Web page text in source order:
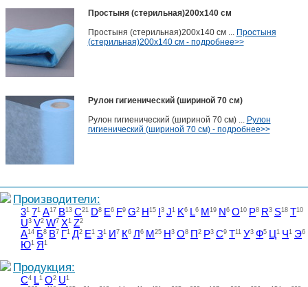
Простыня (стерильная)200х140 см
Простыня (стерильная)200х140 см ... Простыня
(стерильная)200х140 см - подробнее>>
Рулон гигиенический (шириной 70 см)
Рулон гигиенический (шириной 70 см) ... Рулон
гигиенический (шириной 70 см) - подробнее>>
Производители:
31 71 A17 B13 C21 D8 E6 F9 G2 H 15 3 J1 K6 L6 M 19 N 6 O10 P8 R3 S18 T10
U3 V2 W7 X1 Z2
А14 Б8 В7 Г1 Д2 Е1 З1 И 7 К6 Л 6 М 25 Н 3 О8 П 2 Р3 С9 Т11 У3 Ф5 Ц 1 Ч 1 Э6
Ю1 Я 1
Продукция:
C4 L1 O2 U1